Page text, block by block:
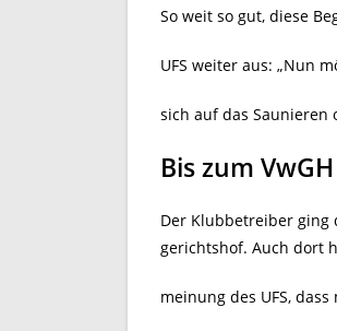
So weit so gut, diese
UFS weiter aus: „Nun
sich auf das Saunieren
Bis zum VwGH
Der Klubbetreiber ging
gerichtshof. Auch dort
meinung des UFS,